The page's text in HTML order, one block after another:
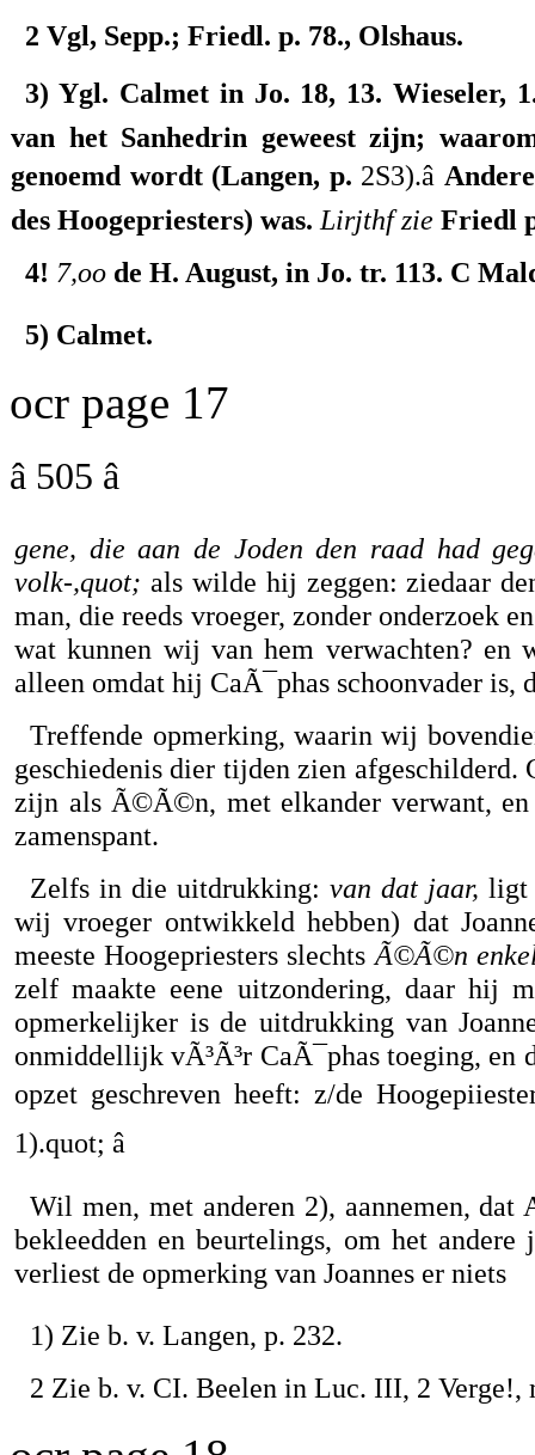
2 Vgl, Sepp.; Friedl. p. 78., Olshaus.
3) Ygl. Calmet in Jo. 18, 13. Wieseler,
van het Sanhedrin geweest zijn;
genoemd wordt (Langen, p. 2S3).â
des Hoogepriesters) was. Lirjthf zie Friedl
4! 7,oo de H. August, in Jo. tr. 113. C
5) Calmet.
ocr page 17
â 505 â
gene, die aan de Joden den raad had
volk-,quot; als wilde hij zeggen: ziedaar
man, die reeds vroeger, zonder onderzoek
wat kunnen wij van hem verwachten? en
alleen omdat hij CaÃ¯phas schoonvader is,
Treffende opmerking, waarin wij
geschiedenis dier tijden zien afgeschilderd.
zijn als Ã©Ã©n, met elkander verwant, en
zamenspant.
Zelfs in die uitdrukking: van dat jaar, ligt
wij vroeger ontwikkeld hebben) dat
meeste Hoogepriesters slechts Ã©Ã©n
zelf maakte eene uitzondering, daar hij
opmerkelijker is de uitdrukking van
onmiddellijk vÃ³Ã³r CaÃ¯phas toeging, en
opzet geschreven heeft: z/de
1).quot; â
Wil men, met anderen 2), aannemen, dat
bekleedden en beurtelings, om het
verliest de opmerking van Joannes er niets
1) Zie b. v. Langen, p. 232.
2 Zie b. v. CI. Beelen in Luc. III, 2